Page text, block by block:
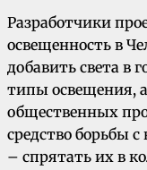
Разработчики
освещенность в
добавить света в
типы освещения,
общественных
средство борьбы
– спрятать их в